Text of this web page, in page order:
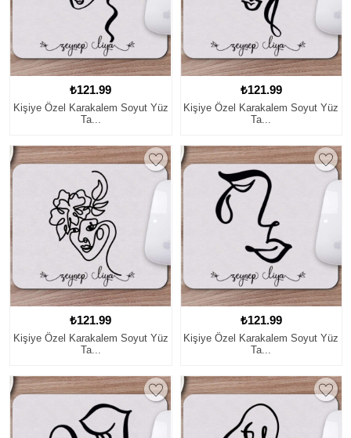
₺121.99
Kişiye Özel Karakalem Soyut Yüz
Ta...
₺121.99
Kişiye Özel Karakalem Soyut Yüz
Ta...
₺121.99
Kişiye Özel Karakalem Soyut Yüz
Ta...
₺121.99
Kişiye Özel Karakalem Soyut Yüz
Ta...